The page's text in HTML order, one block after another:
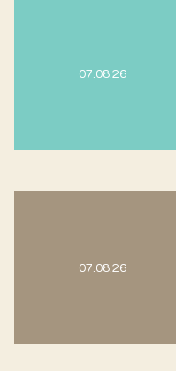
07.08.26
07.08.26